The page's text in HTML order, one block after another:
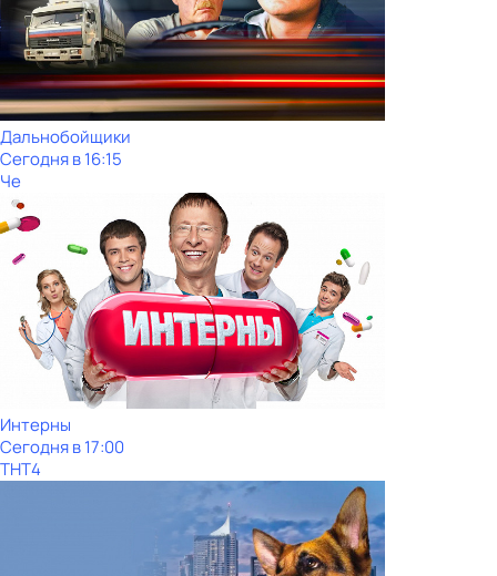
Дальнобойщики
Сегодня в 16:15
Че
Интерны
Сегодня в 17:00
ТНТ4